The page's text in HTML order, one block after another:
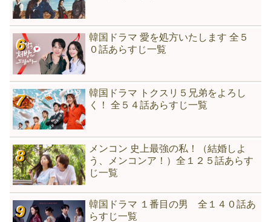
韓国ドラマ 愛を処方いたします 全５
０話あらすじ一覧
韓国ドラマ トクスリ５兄弟をよろし
く！ 全５４話あらすじ一覧
メンコン 史上最強の私！（結婚しよ
う、メンコンア！）全１２５話あらす
じ一覧
韓国ドラマ １番目の男 全１４０話あ
らすじ一覧